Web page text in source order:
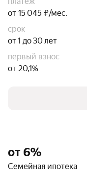
от 15 045 ₽/мес.
срок
от 1 до 30 лет
первый взнос
от 20,1%
от 6%
Семейная ипотека